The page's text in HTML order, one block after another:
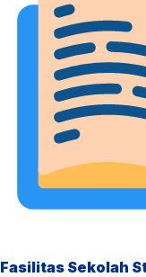
Fasilitas Sekolah